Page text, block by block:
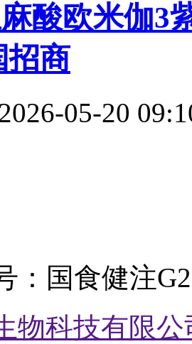
酸欧米伽3
招商
05-20
： 国食健注
物科技有限公